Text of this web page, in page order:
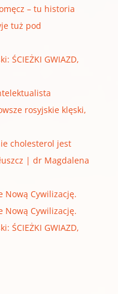
– tu historia
tuż pod
ŚCIEŻKI GWIAZD,
rosyjskie klęski,
cholesterol jest
| dr Magdalena
Nową Cywilizację.
Nową Cywilizację.
ŚCIEŻKI GWIAZD,